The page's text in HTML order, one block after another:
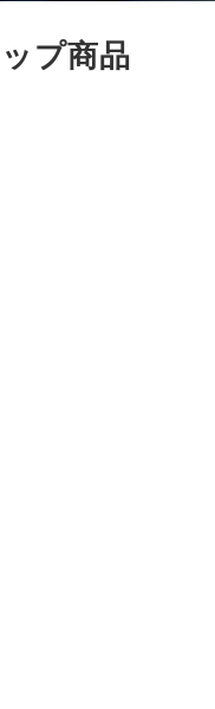
プ商品